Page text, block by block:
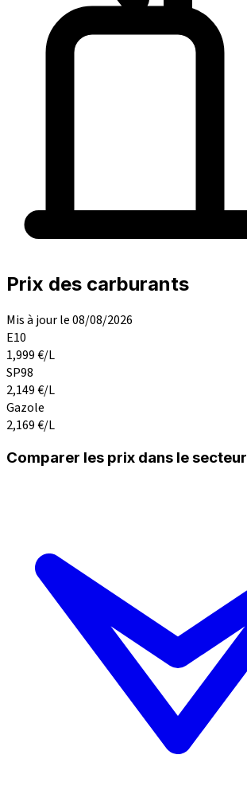
Prix des carburants
Mis à jour le 08/08/2026
E10
1,999€/L
SP98
2,149€/L
Gazole
2,169€/L
Comparer les prix dans le secteur